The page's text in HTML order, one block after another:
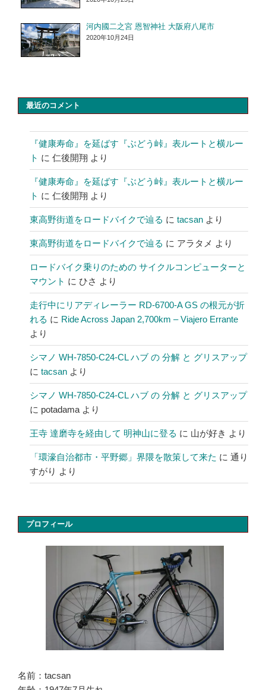
河内國二之宮 恩智神社 大阪府八尾市
2020年10月24日
最近のコメント
『健康寿命』を延ばす『ぶどう峠』表ルートと横ルー
ト に 仁後開翔 より
『健康寿命』を延ばす『ぶどう峠』表ルートと横ルー
ト に 仁後開翔 より
東高野街道をロードバイクで辿る に tacsan より
東高野街道をロードバイクで辿る に アラタメ より
ロードバイク乗りのための サイクルコンピューターと
マウント に ひさ より
走行中にリアディレーラー RD-6700-A GS の根元が折
れる に Ride Across Japan 2,700km – Viajero Errante
より
シマノ WH-7850-C24-CL ハブ の 分解 と グリスアップ
に tacsan より
シマノ WH-7850-C24-CL ハブ の 分解 と グリスアップ
に potadama より
王寺 達磨寺を経由して 明神山に登る に 山が好き より
「環濠自治都市・平野郷」界隈を散策して来た に 通り
すがり より
プロフィール
名前：tacsan